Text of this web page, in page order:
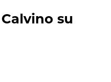
su